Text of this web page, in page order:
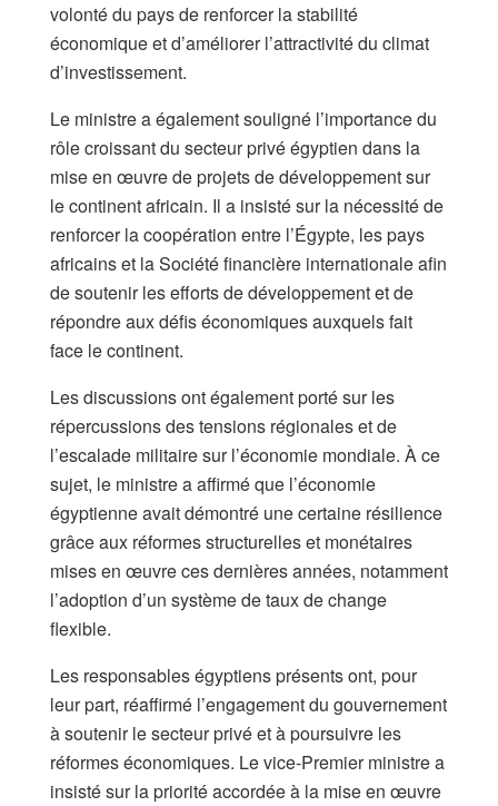
volonté du pays de renforcer la stabilité
économique et d’améliorer l’attractivité du climat
d’investissement.
Le ministre a également souligné l’importance du
rôle croissant du secteur privé égyptien dans la
mise en œuvre de projets de développement sur
le continent africain. Il a insisté sur la nécessité de
renforcer la coopération entre l’Égypte, les pays
africains et la Société financière internationale afin
de soutenir les efforts de développement et de
répondre aux défis économiques auxquels fait
face le continent.
Les discussions ont également porté sur les
répercussions des tensions régionales et de
l’escalade militaire sur l’économie mondiale. À ce
sujet, le ministre a affirmé que l’économie
égyptienne avait démontré une certaine résilience
grâce aux réformes structurelles et monétaires
mises en œuvre ces dernières années, notamment
l’adoption d’un système de taux de change
flexible.
Les responsables égyptiens présents ont, pour
leur part, réaffirmé l’engagement du gouvernement
à soutenir le secteur privé et à poursuivre les
réformes économiques. Le vice-Premier ministre a
insisté sur la priorité accordée à la mise en œuvre